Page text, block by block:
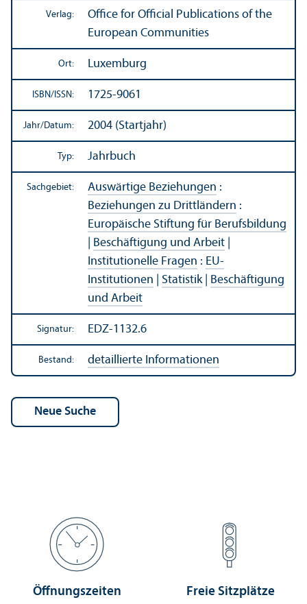
Verlag:
Office for Official Publications of the
European Communities
Ort: Luxemburg
ISBN/ ISSN: 1725-9061
Jahr/Datum: 2004 (Startjahr)
Typ: Jahrbuch
Sachgebiet: Auswärtige Beziehungen :
Beziehungen zu Drittländern :
Europäische Stiftung für Berufsbildung
Beschäftigung und Arbeit
Institutionelle Fragen : EU-
Institutionen
Statistik| Beschäftigung
und Arbeit
Signatur: EDZ-1132.6
Bestand: detaillierte Informationen
Öffnungs­zeiten Freie Sitzplätze